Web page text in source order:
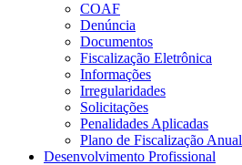
COAF
Denúncia
Documentos
Fiscalização Eletrônica
Informações
Irregularidades
Solicitações
Penalidades Aplicadas
Plano de Fiscalização Anual
Desenvolvimento Profissional